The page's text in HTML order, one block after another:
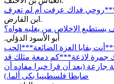
ابن الفارض.
.أبو الأسود الدؤلي
بقايا العزة الضائعة***الحب
جمرة لاذعة***كم دمعة مثلك قد
(بعد أن قرا خبرا مفاده أن
ضابطا فلسطينيا بكى ألما.)